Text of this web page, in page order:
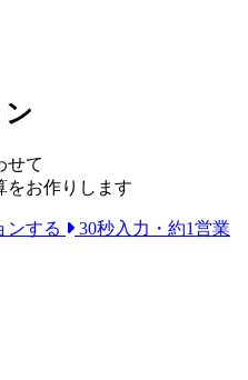
せて
をお作りします
ンする
30秒入力・約1営業